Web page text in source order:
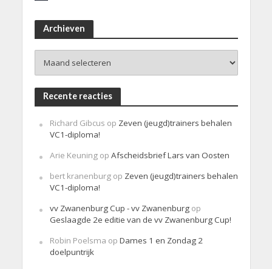
Archieven
Recente reacties
Richard Gibcus op Zeven (jeugd)trainers behalen
VC1-diploma!
Arie Keuningop Afscheidsbrief Lars van Oosten
bert kranenburgop Zeven (jeugd)trainers behalen
VC1-diploma!
vv Zwanenburg Cup - vv Zwanenburgop
Geslaagde 2e editie van de vv Zwanenburg Cup!
Robin Poelsma op Dames 1 en Zondag 2
doelpuntrijk